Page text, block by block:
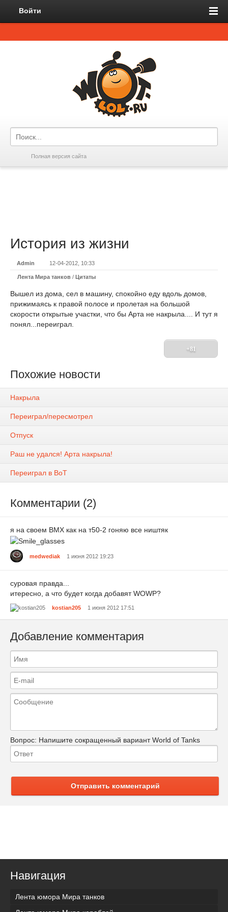
Войти
Полная версия сайта
История из жизни
Admin 12-04-2012, 10:33
Лента Мира танков / Цитаты
Вышел из дома, сел в машину, спокойно еду вдоль домов,
прижимаясь к правой полосе и пролетая на большой
скорости открытые участки, что бы Арта не накрыла.... И тут я
понял...переиграл.
+81
Похожие новости
Накрыла
Переиграл/пересмотрел
Отпуск
Раш не удался! Арта накрыла!
Переиграл в ВоТ
Комментарии (2)
я на своем ВМХ как на т50-2 гоняю все ништяк
medwediak 1 июня 2012 19:23
суровая правда...
итересно, а что будет когда добавят WOWP?
kostian205 1 июня 2012 17:51
Добавление комментария
Вопрос: Напишите сокращенный вариант World of Tanks
Отправить комментарий
Навигация
Лента юмора Мира танков